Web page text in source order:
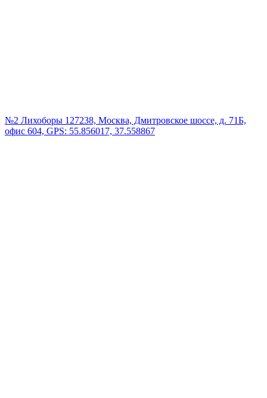
№2 Лихоборы 127238, Москва, Дмитровское шоссе, д. 71Б,
офис 604, GPS: 55.856017, 37.558867